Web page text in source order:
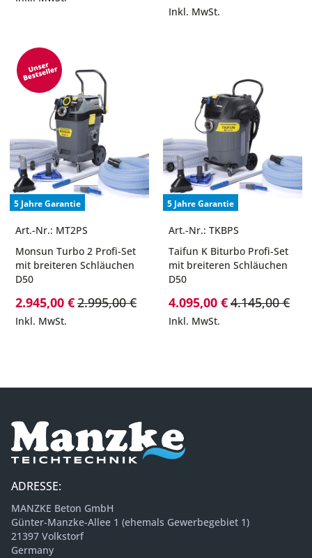
Inkl. MwSt.
5 Jahre Garantie
Art.-Nr.: MT2PS
Monsun Turbo 2 Profi-Set
mit breiteren Schläuchen
D50
Sonderpreis
2.945,00 €2.995,00 €
Inkl. MwSt.
5 Jahre Garantie
Art.-Nr.: TKBPS
Taifun K Biturbo Profi-Set
mit breiteren Schläuchen
D50
Sonderpreis
4.095,00 €4.145,00 €
Inkl. MwSt.
ADRESSE:
MANZKE Beton GmbH
Günter-Manzke-Allee 1 (ehemals Gewerbegebiet 1)
21397 Volkstorf
Germany